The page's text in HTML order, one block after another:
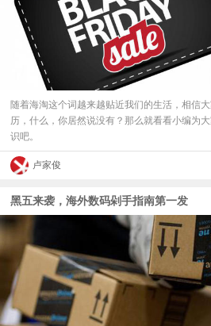
随着海淘这个词越来越贴近我们的生活，相信
历，什么，你居然说没有？那么就看看小编为
识吧。
卢家俊
黑五来袭，海外数码剁手指南第一发